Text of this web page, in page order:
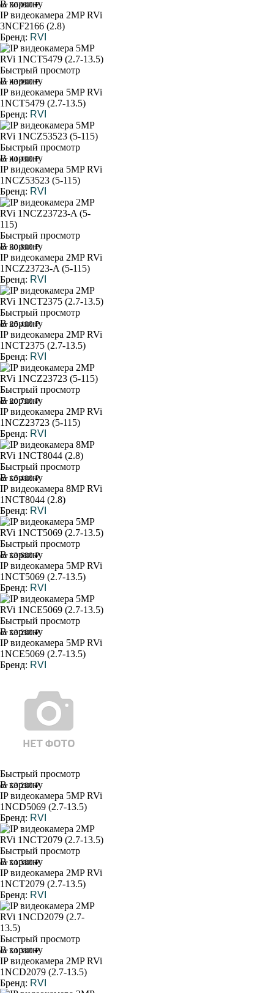
В корзину
от 56 000 ₽
IP видеокамера 2MP RVi
3NCF2166 (2.8)
Бренд: RVI
Быстрый просмотр
В корзину
от 43 900 ₽
IP видеокамера 5MP RVi
1NCT5479 (2.7-13.5)
Бренд: RVI
Быстрый просмотр
В корзину
от 41 400 ₽
IP видеокамера 5MP RVi
1NCZ53523 (5-115)
Бренд: RVI
Быстрый просмотр
В корзину
от 30 800 ₽
IP видеокамера 2MP RVi
1NCZ23723-A (5-115)
Бренд: RVI
Быстрый просмотр
В корзину
от 25 400 ₽
IP видеокамера 2MP RVi
1NCT2375 (2.7-13.5)
Бренд: RVI
Быстрый просмотр
В корзину
от 20 700 ₽
IP видеокамера 2MP RVi
1NCZ23723 (5-115)
Бренд: RVI
Быстрый просмотр
В корзину
от 15 400 ₽
IP видеокамера 8MP RVi
1NCT8044 (2.8)
Бренд: RVI
Быстрый просмотр
В корзину
от 13 600 ₽
IP видеокамера 5MP RVi
1NCT5069 (2.7-13.5)
Бренд: RVI
Быстрый просмотр
В корзину
от 13 200 ₽
IP видеокамера 5MP RVi
1NCE5069 (2.7-13.5)
Бренд: RVI
Быстрый просмотр
В корзину
от 13 200 ₽
IP видеокамера 5MP RVi
1NCD5069 (2.7-13.5)
Бренд: RVI
Быстрый просмотр
В корзину
от 11 300 ₽
IP видеокамера 2MP RVi
1NCT2079 (2.7-13.5)
Бренд: RVI
Быстрый просмотр
В корзину
от 11 300 ₽
IP видеокамера 2MP RVi
1NCD2079 (2.7-13.5)
Бренд: RVI